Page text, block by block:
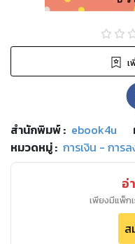
เ
สำนักพิมพ์: ebook4u
หมวดหมู่: การเงิน - การ
อ่
เพียงมีแพ็ก
ส